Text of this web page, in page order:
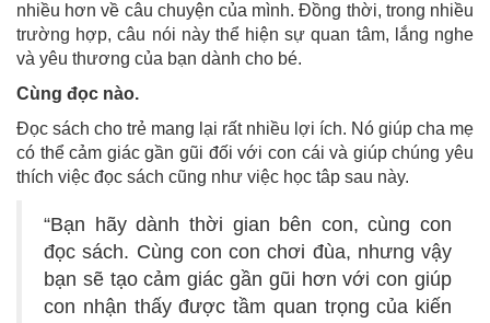
nhiều hơn về câu chuyện của mình. Đồng thời, trong nhiều
trường hợp, câu nói này thể hiện sự quan tâm, lắng nghe
và yêu thương của bạn dành cho bé.
Cùng đọc nào.
Đọc sách cho trẻ mang lại rất nhiều lợi ích. Nó giúp cha mẹ
có thể cảm giác gần gũi đối với con cái và giúp chúng yêu
thích việc đọc sách cũng như việc học tâp sau này.
“Bạn hãy dành thời gian bên con, cùng con
đọc sách. Cùng con con chơi đùa, nhưng vậy
bạn sẽ tạo cảm giác gần gũi hơn với con giúp
con nhận thấy được tầm quan trọng của kiến